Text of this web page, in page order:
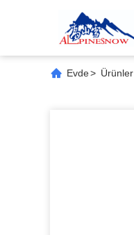
Evde> Ürünler